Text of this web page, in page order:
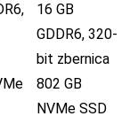
16 GB
GDDR6, 320-
bit zbernica
802 GB
NVMe SSD